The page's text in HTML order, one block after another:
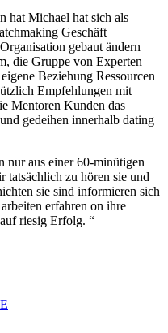
hat Michael hat sich als
Geschäft
gebaut ändern
die Gruppe von Experten
Beziehung Ressourcen
Empfehlungen mit
Mentoren Kunden das
gedeihen innerhalb dating
nur aus einer 60-minütigen
tatsächlich zu hören sie und
sie sind informieren sich
erfahren on ihre
riesig Erfolg. “